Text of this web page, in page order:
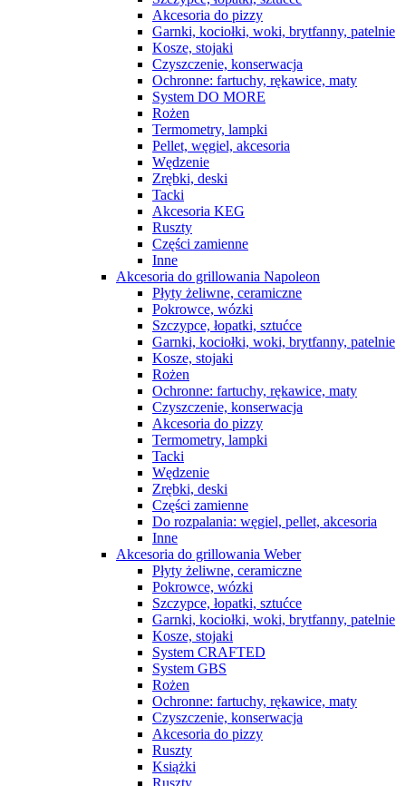
Akcesoria do pizzy
Garnki, kociołki, woki, brytfanny, patelnie
Kosze, stojaki
Czyszczenie, konserwacja
Ochronne: fartuchy, rękawice, maty
System DO MORE
Rożen
Termometry, lampki
Pellet, węgiel, akcesoria
Wędzenie
Zrębki, deski
Tacki
Akcesoria KEG
Ruszty
Części zamienne
Inne
Akcesoria do grillowania Napoleon
Płyty żeliwne, ceramiczne
Pokrowce, wózki
Szczypce, łopatki, sztućce
Garnki, kociołki, woki, brytfanny, patelnie
Kosze, stojaki
Rożen
Ochronne: fartuchy, rękawice, maty
Czyszczenie, konserwacja
Akcesoria do pizzy
Termometry, lampki
Tacki
Wędzenie
Zrębki, deski
Części zamienne
Do rozpalania: węgiel, pellet, akcesoria
Inne
Akcesoria do grillowania Weber
Płyty żeliwne, ceramiczne
Pokrowce, wózki
Szczypce, łopatki, sztućce
Garnki, kociołki, woki, brytfanny, patelnie
Kosze, stojaki
System CRAFTED
System GBS
Rożen
Ochronne: fartuchy, rękawice, maty
Czyszczenie, konserwacja
Akcesoria do pizzy
Ruszty
Książki
Ruszty